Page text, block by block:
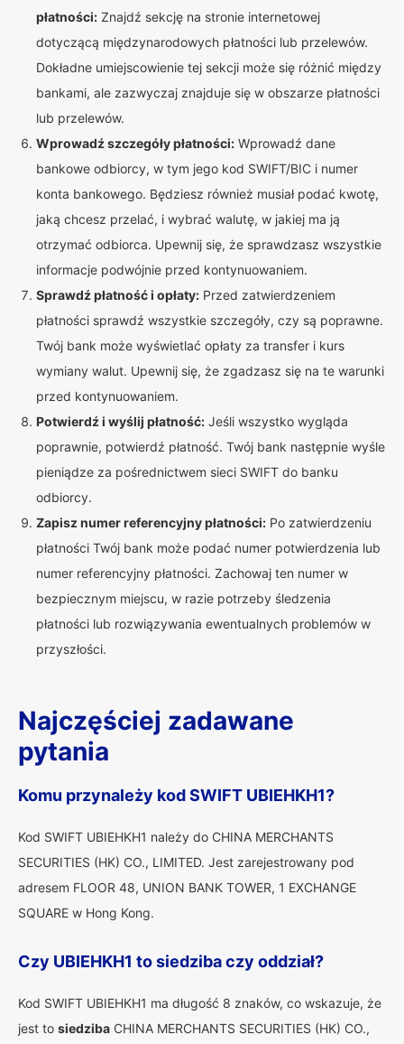
płatności: Znajdź sekcję na stronie internetowej
dotyczącą międzynarodowych płatności lub przelewów.
Dokładne umiejscowienie tej sekcji może się różnić między
bankami, ale zazwyczaj znajduje się w obszarze płatności
lub przelewów.
Wprowadź szczegóły płatności: Wprowadź dane
bankowe odbiorcy, w tym jego kod SWIFT/BIC i numer
konta bankowego. Będziesz również musiał podać kwotę,
jaką chcesz przelać, i wybrać walutę, w jakiej ma ją
otrzymać odbiorca. Upewnij się, że sprawdzasz wszystkie
informacje podwójnie przed kontynuowaniem.
Sprawdź płatność i opłaty: Przed zatwierdzeniem
płatności sprawdź wszystkie szczegóły, czy są poprawne.
Twój bank może wyświetlać opłaty za transfer i kurs
wymiany walut. Upewnij się, że zgadzasz się na te warunki
przed kontynuowaniem.
Potwierdź i wyślij płatność: Jeśli wszystko wygląda
poprawnie, potwierdź płatność. Twój bank następnie wyśle
pieniądze za pośrednictwem sieci SWIFT do banku
odbiorcy.
Zapisz numer referencyjny płatności: Po zatwierdzeniu
płatności Twój bank może podać numer potwierdzenia lub
numer referencyjny płatności. Zachowaj ten numer w
bezpiecznym miejscu, w razie potrzeby śledzenia
płatności lub rozwiązywania ewentualnych problemów w
przyszłości.
Najczęściej zadawane
pytania
Komu przynależy kod SWIFT UBIEHKH1?
Kod SWIFT UBIEHKH1 należy do CHINA MERCHANTS
SECURITIES (HK) CO., LIMITED. Jest zarejestrowany pod
adresem FLOOR 48, UNION BANK TOWER, 1 EXCHANGE
SQUARE w Hong Kong.
Czy UBIEHKH1 to siedziba czy oddział?
Kod SWIFT UBIEHKH1 ma długość 8 znaków, co wskazuje, że
jest to siedziba CHINA MERCHANTS SECURITIES (HK) CO.,